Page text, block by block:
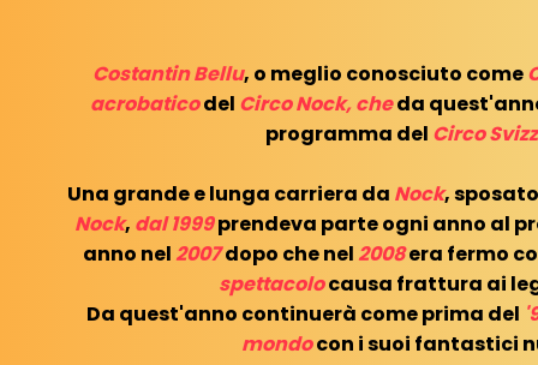
Costantin Bellu, o meglio conosciuto come
acrobaticodel Circo Nock, cheda
programma del Circo
Una grande e lunga carriera da Nock,
Nock, dal 1999prendeva parte ogni anno al
anno nel2007dopo che nel2008era fermo
spettacolocausa frattura ai
Da quest'anno continuerà come prima del
mondocon i suoi fantastici